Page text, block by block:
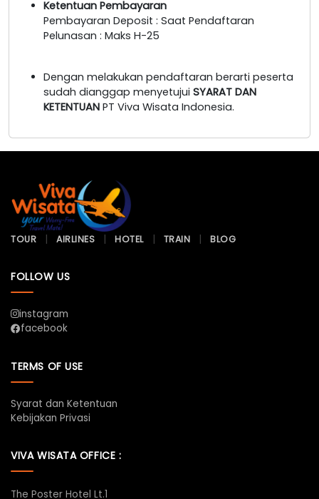
Ketentuan Pembayaran
Pembayaran Deposit : Saat Pendaftaran
Pelunasan : Maks H-25
Dengan melakukan pendaftaran berarti peserta
sudah dianggap menyetujui SYARAT DAN
KETENTUAN PT Viva Wisata Indonesia.
TOUR AIRLINES HOTEL TRAIN BLOG
FOLLOW US
instagram
facebook
TERMS OF USE
Syarat dan Ketentuan
Kebijakan Privasi
VIVA WISATA OFFICE :
The Poster Hotel Lt.1